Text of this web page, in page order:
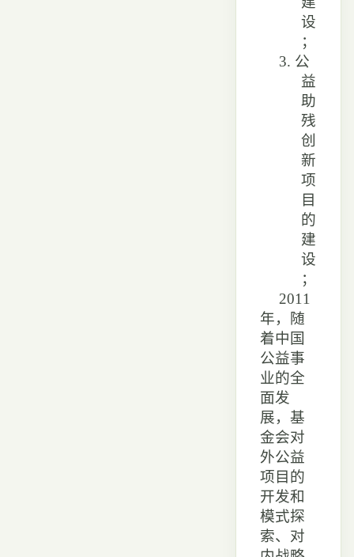
设
；
3. 公
益
助
残
创
新
项
目
的
建
设
；
2011
年，随
着中国
公益事
业的全
面发
展，基
金会对
外公益
项目的
开发和
模式探
索、对